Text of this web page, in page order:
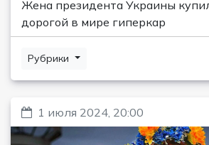
Жена президента Украины
дорогой в мире гиперкар
Рубрики
1 июля 2024, 20:00